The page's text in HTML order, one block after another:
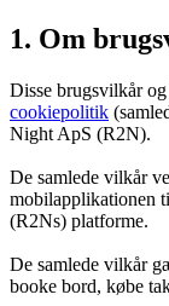
1. Om
Disse brugsvilkår
cookiepolitik
Night ApS (R2N).
De samlede vilkår
mobilapplikationen
(R2Ns) platforme.
De samlede vilkår
booke bord, købe